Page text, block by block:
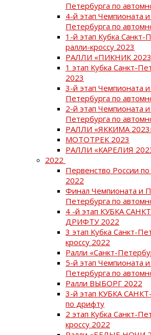
Петербурга по
4-й этап Чемпионата
Петербурга по
1-й этап Кубка Санкт-
ралли-кроссу 2023
РАЛЛИ «ПИКНИК
1 этап Кубка Санкт-
2023
3-й этап Чемпионата
Петербурга по
2-й этап Чемпионата
Петербурга по
РАЛЛИ «ЯККИМА
МОТОТРЕК 2023
РАЛЛИ «КАРЕЛИЯ
2022
Первенство России
2022
Финал Чемпионата и
Петербурга по
4 -й этап КУБКА
ДРИФТУ 2022
3 этап Кубка Санкт-
кроссу 2022
Ралли «Санкт-
5-й этап Чемпионата
Петербурга по
Ралли ВЫБОРГ 2022
3-й этап КУБКА
по дрифту
2 этап Кубка Санкт-
кроссу 2022